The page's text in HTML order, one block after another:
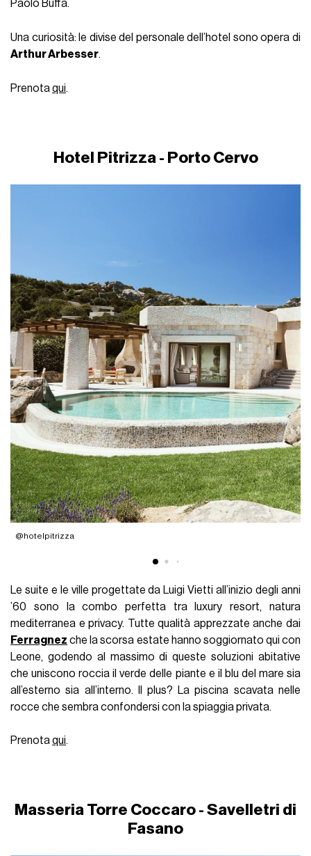
Paolo Buffa.
Una curiosità: le divise del personale dell’hotel sono opera di
Arthur Arbesser.
Prenotaqui.
Hotel Pitrizza - Porto Cervo
@hotelpitrizza
Le suite e le ville progettate da Luigi Vietti all’inizio degli anni
’60 sono la combo perfetta tra luxury resort, natura
mediterranea e privacy. Tutte qualità apprezzate anche dai
Ferragnez che la scorsa estate hanno soggiornato qui con
Leone, godendo al massimo di queste soluzioni abitative
che uniscono roccia il verde delle piante e il blu del mare sia
all’esterno sia all’interno. Il plus? La piscina scavata nelle
rocce che sembra confondersi con la spiaggia privata.
Prenotaqui.
Masseria Torre Coccaro - Savelletri di
Fasano